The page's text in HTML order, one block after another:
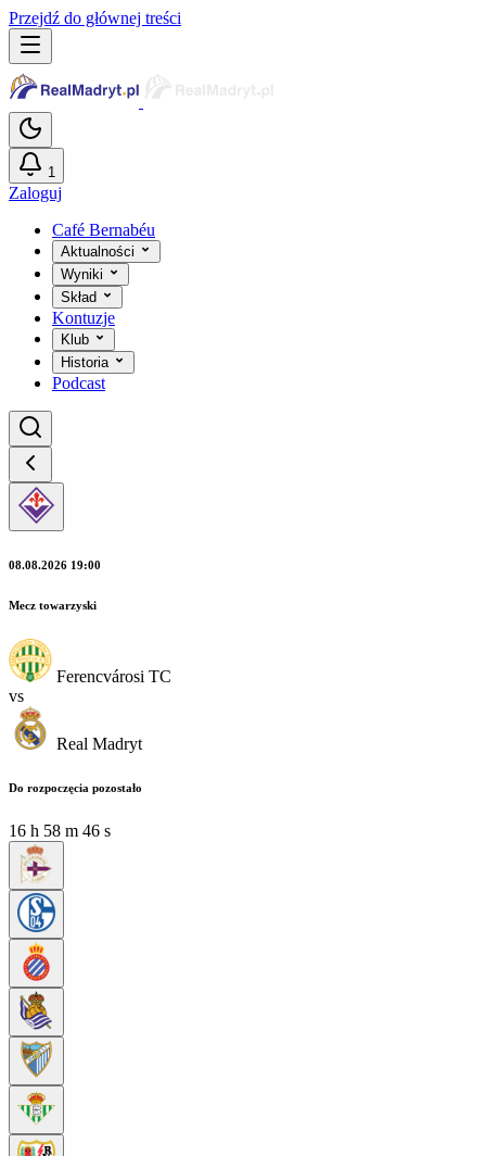
Przejdź do głównej treści
1
Zaloguj
Café Bernabéu
Aktualności
Wyniki
Skład
Kontuzje
Klub
Historia
Podcast
08.08.2026 19:00
Mecz towarzyski
Ferencvárosi TC
vs
Real Madryt
Do rozpoczęcia pozostało
16 h 58 m 44 s